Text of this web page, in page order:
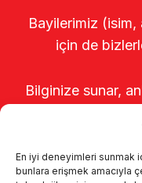
En iyi deneyimleri sunmak
bunlara erişmek amacıyla
Bayilerimiz
için de
Bilginize sunar,